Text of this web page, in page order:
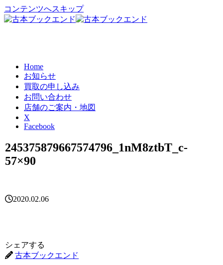
コンテンツへスキップ
Home
お知らせ
買取の申し込み
お問い合わせ
店舗のご案内・地図
X
Facebook
245375879667574796_1nM8ztbT_c-
57×90
2020.02.06
シェアする
古本ブックエンド